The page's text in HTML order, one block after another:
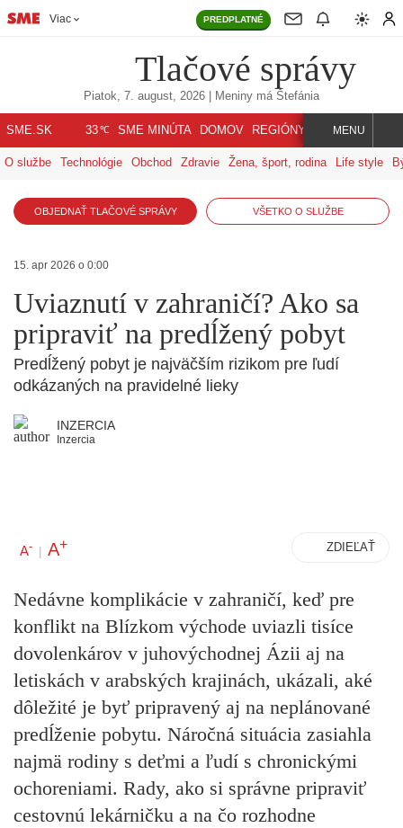
Viac PREDPLATNÉ
Tlačové správy
Piatok, 7. august, 2026 | Meniny má Štefánia
SME.SK 33℃ SME MINÚTA DOMOV REGIÓNY INDEX SVET
MENU
O službe Technológie Obchod Zdravie Žena, šport, rodina Life style
OBJEDNAŤ TLAČOVÉ SPRÁVY VŠETKO O SLUŽBE
15. apr 2026 o 0:00
Uviaznutí v zahraničí? Ako sa
pripraviť na predĺžený pobyt
Predĺžený pobyt je najväčším rizikom pre ľudí
odkázaných na pravidelné lieky
INZERCIA
Inzercia
A- | A+ ZDIEĽAŤ
Nedávne komplikácie v zahraničí, keď pre
konflikt na Blízkom východe uviazli tisíce
dovolenkárov v juhovýchodnej Ázii aj na
letiskách v arabských krajinách, ukázali, aké
dôležité je byť pripravený aj na neplánované
predĺženie pobytu. Náročná situácia zasiahla
najmä rodiny s deťmi a ľudí s chronickými
ochoreniami. Rady, ako si správne pripraviť
cestovnú lekárničku a na čo rozhodne